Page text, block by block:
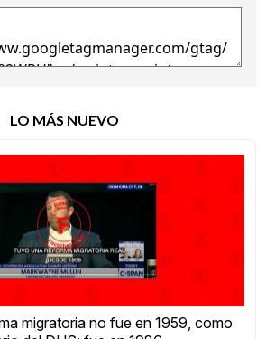
LO MÁS NUEVO
migratoria no fue en 1959, como